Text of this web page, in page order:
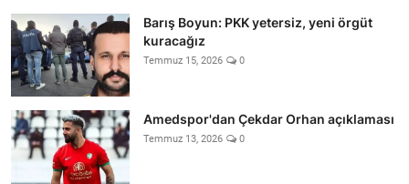
Barış Boyun: PKK yetersiz, yeni örgüt
kuracağız
Temmuz 15, 2026 0
Amedspor'dan Çekdar Orhan açıklaması
Temmuz 13, 2026 0